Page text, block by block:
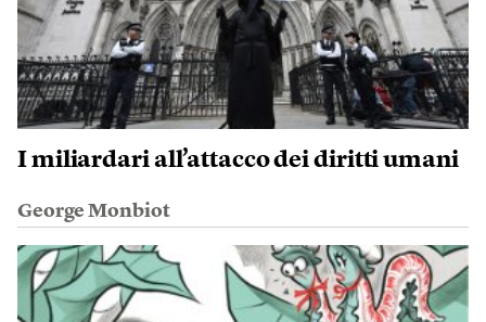
I miliardari all’attacco dei diritti umani
George Monbiot